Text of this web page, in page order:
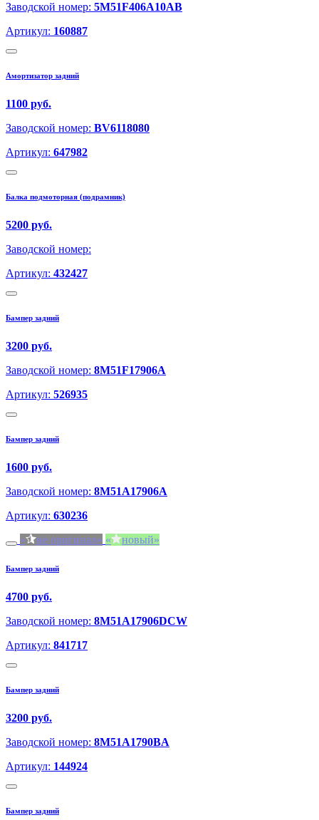
Заводской номер: 5M51F406A10AB
Артикул: 160887
Амортизатор задний
1100 руб.
Заводской номер: BV6118080
Артикул: 647982
Балка подмоторная (подрамник)
5200 руб.
Заводской номер:
Артикул: 432427
Бампер задний
3200 руб.
Заводской номер: 8M51F17906A
Артикул: 526935
Бампер задний
1600 руб.
Заводской номер: 8M51A17906A
Артикул: 630236
не оригинал
новый
Бампер задний
4700 руб.
Заводской номер: 8M51A17906DCW
Артикул: 841717
Бампер задний
3200 руб.
Заводской номер: 8M51A1790BA
Артикул: 144924
Бампер задний